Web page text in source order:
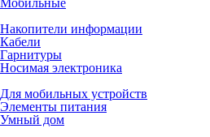
Накопители информации
Кабели
Гарнитуры
Носимая электроника
Для мобильных устройств
Элементы питания
Умный дом